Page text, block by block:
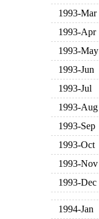
1993-Mar
1993-Apr
1993-May
1993-Jun
1993-Jul
1993-Aug
1993-Sep
1993-Oct
1993-Nov
1993-Dec
1994-Jan